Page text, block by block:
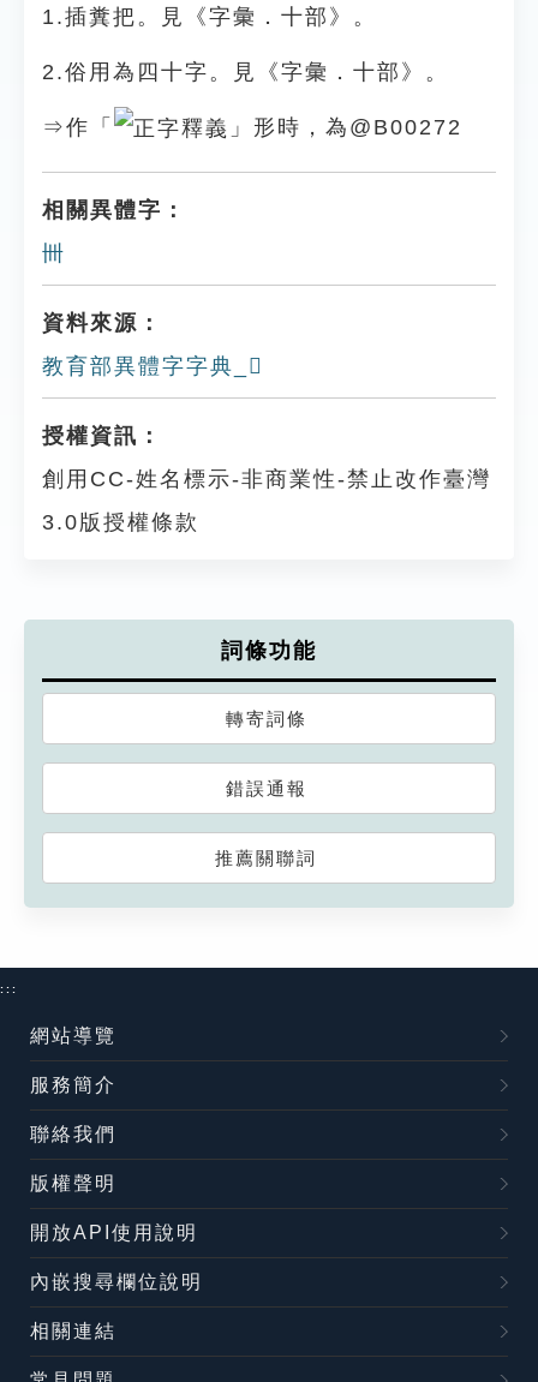
1.插糞把。見《字彙．十部》。
2.俗用為四十字。見《字彙．十部》。
⇒作「 」形時，為@B00272
相關異體字：
卌
資料來源：
教育部異體字字典_𠦌
授權資訊：
創用CC-姓名標示-非商業性-禁止改作臺灣
3.0版授權條款
詞條功能
轉寄詞條
錯誤通報
推薦關聯詞
:::
網站導覽
服務簡介
聯絡我們
版權聲明
開放API使用說明
內嵌搜尋欄位說明
相關連結